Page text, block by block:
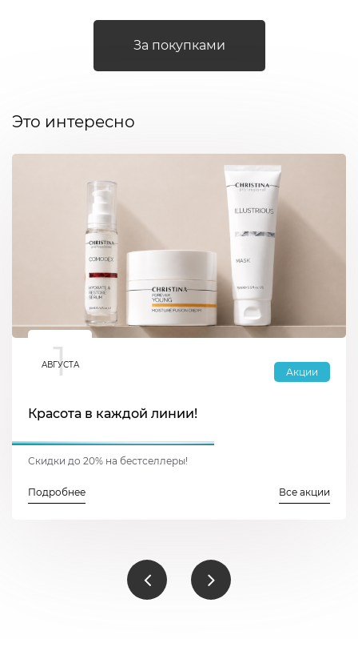
За покупками
Это интересно
1
АВГУСТА
Акции
Красота в каждой линии!
Скидки до 20% на бестселлеры!
Подробнее Все акции